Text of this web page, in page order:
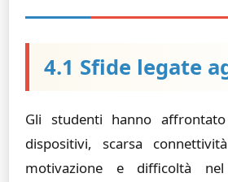
4.1 Sfide legate
Gli studenti hanno
dispositivi, scarsa
motivazione e difficoltà